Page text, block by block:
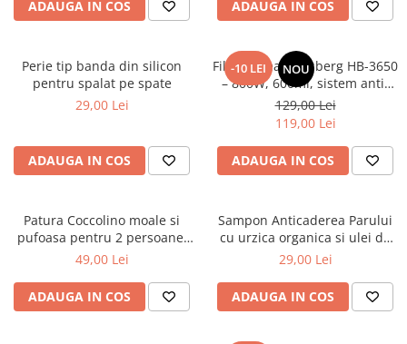
ADAUGA IN COS ADAUGA IN COS
Perie tip banda din silicon
pentru spalat pe spate
29,00 Lei
ADAUGA IN COS
-10 LEI NOU
Filtru cafea Hausberg HB-3650
– 800W, 600ml, sistem anti-
picurare, negru
129,00 Lei
119,00 Lei
ADAUGA IN COS
Patura Coccolino moale si
pufoasa pentru 2 persoane,
200X230 cm, Grena
49,00 Lei
ADAUGA IN COS
Sampon Anticaderea Parului
cu urzica organica si ulei de
ricin, 400 ml
29,00 Lei
ADAUGA IN COS